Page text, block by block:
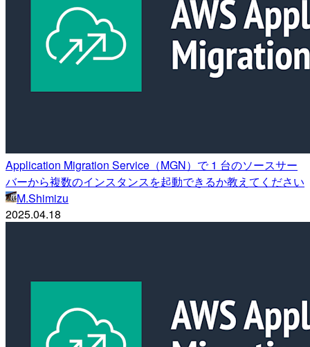
Application Migration Service（MGN）で 1 台のソースサー
バーから複数のインスタンスを起動できるか教えてください
M.Shimizu
2025.04.18